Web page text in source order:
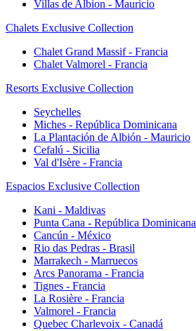
Villas de Albion - Mauricio
Chalets Exclusive Collection
Chalet Grand Massif - Francia
Chalet Valmorel - Francia
Resorts Exclusive Collection
Seychelles
Miches - República Dominicana
La Plantación de Albión - Mauricio
Cefalú - Sicilia
Val d'Isère - Francia
Espacios Exclusive Collection
Kani - Maldivas
Punta Cana - República Dominicana
Cancún - México
Rio das Pedras - Brasil
Marrakech - Marruecos
Arcs Panorama - Francia
Tignes - Francia
La Rosière - Francia
Valmorel - Francia
Quebec Charlevoix - Canadá